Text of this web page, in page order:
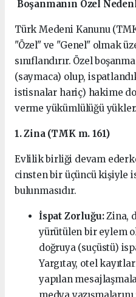
Boşanmanın Özel
Türk Medeni Kanunu
"Özel" ve "Genel" olmak
sınıflandırır. Özel
(saymaca) olup,
istisnalar hariç) hakime
verme yükümlülüğü yükler.
1. Zina (TMK m. 161)
Evlilik birliği devam
cinsten bir üçüncü kişiyle
bulunmasıdır.
İspat Zorluğu:Zina,
yürütülen bir eylem
doğruya (suçüstü)
Yargıtay, otel
yapılan